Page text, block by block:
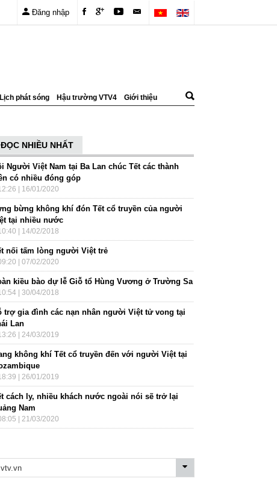
Đăng nhập
Lịch phát sóng Hậu trường VTV4 Giới thiệu
ĐỌC NHIỀU NHẤT
Người Việt Nam tại Ba Lan chúc Tết các thành
có nhiều đóng góp
| 16/01/2020
bừng không khí đón Tết cổ truyền của người
tại nhiều nước
| 14/02/2018
nối tấm lòng người Việt trẻ
| 07/02/2020
kiều bào dự lễ Giỗ tổ Hùng Vương ở Trường Sa
| 30/04/2018
trợ gia đình các nạn nhân người Việt tử vong tại
Lan
| 24/03/2019
không khí Tết cổ truyền đến với người Việt tại
| 26/01/2019
cách ly, nhiều khách nước ngoài nói sẽ trở lại
Nam
| 21/03/2020